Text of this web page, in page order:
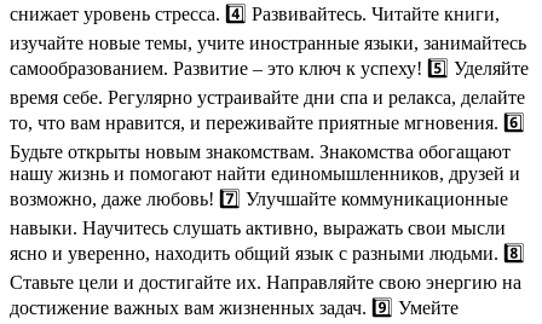
снижает уровень стресса. 4️⃣ Развивайтесь. Читайте книги,
изучайте новые темы, учите иностранные языки, занимайтесь
самообразованием. Развитие – это ключ к успеху! 5️⃣ Уделяйте
время себе. Регулярно устраивайте дни спа и релакса, делайте
то, что вам нравится, и переживайте приятные мгновения. 6️⃣
Будьте открыты новым знакомствам. Знакомства обогащают
нашу жизнь и помогают найти единомышленников, друзей и
возможно, даже любовь! 7️⃣ Улучшайте коммуникационные
навыки. Научитесь слушать активно, выражать свои мысли
ясно и уверенно, находить общий язык с разными людьми. 8️⃣
Ставьте цели и достигайте их. Направляйте свою энергию на
достижение важных вам жизненных задач. 9️⃣ Умейте